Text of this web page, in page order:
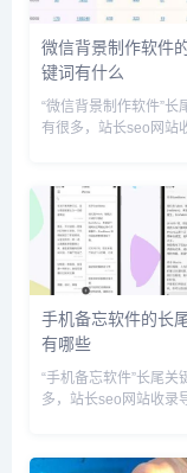
微信背景制作软件
键词有什么
“微信背景制作软件”长
有很多，站长seo网站
关键词：微信背景制
载,微信背景制作软件免
背景制作软件有哪些,
手机备忘软件的长
有哪些
“手机备忘软件”长尾关
多，站长seo网站收录
词：手机备忘软件哪个